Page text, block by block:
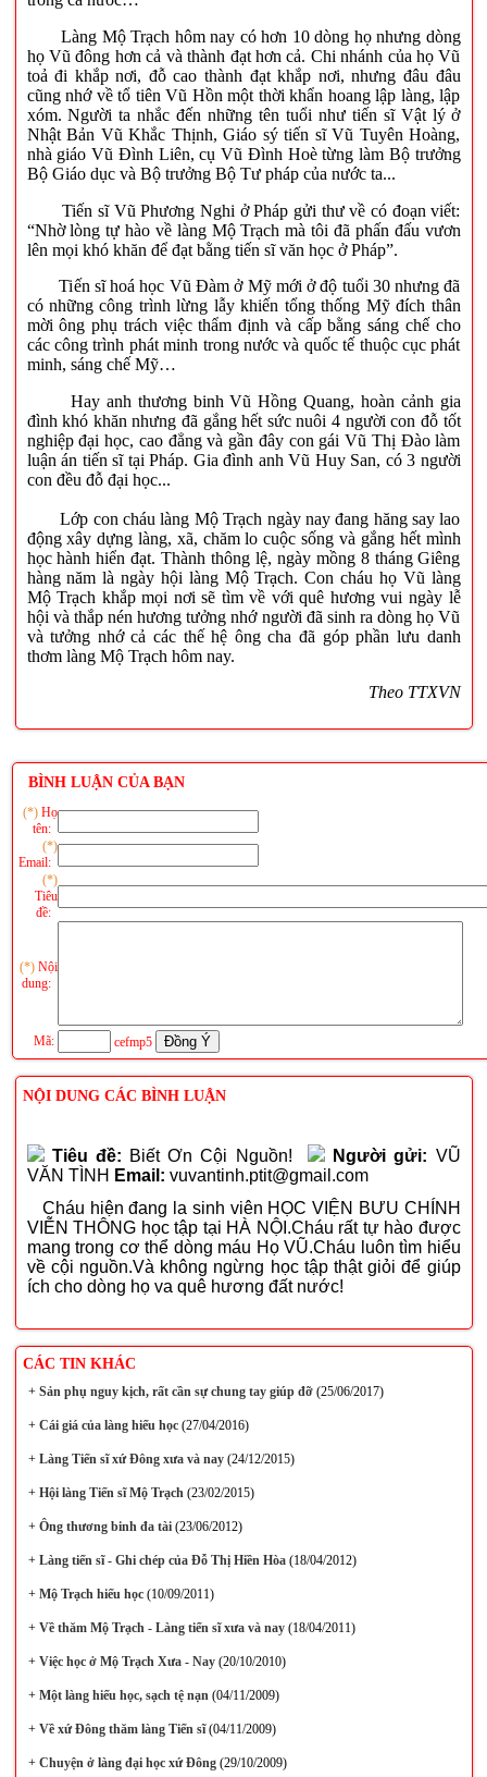
Làng Mộ Trạch hôm nay có hơn 10 dòng họ nhưng dòng
họ Vũ đông hơn cả và thành đạt hơn cả. Chi nhánh của họ Vũ
toả đi khắp nơi, đỗ cao thành đạt khắp nơi, nhưng đâu đâu
cũng nhớ về tổ tiên Vũ Hồn một thời khẩn hoang lập làng, lập
xóm. Người ta nhắc đến những tên tuổi như tiến sĩ Vật lý ở
Nhật Bản Vũ Khắc Thịnh, Giáo sý tiến sĩ Vũ Tuyên Hoàng,
nhà giáo Vũ Đình Liên, cụ Vũ Đình Hoè từng làm Bộ trưởng
Bộ Giáo dục và Bộ trưởng Bộ Tư pháp của nước ta...
Tiến sĩ Vũ Phương Nghi ở Pháp gửi thư về có đoạn viết:
“Nhờ lòng tự hào về làng Mộ Trạch mà tôi đã phấn đấu vươn
lên mọi khó khăn để đạt bằng tiến sĩ văn học ở Pháp”.
Tiến sĩ hoá học Vũ Đàm ở Mỹ mới ở độ tuổi 30 nhưng đã
có những công trình lừng lẫy khiến tổng thống Mỹ đích thân
mời ông phụ trách việc thẩm định và cấp bằng sáng chế cho
các công trình phát minh trong nước và quốc tế thuộc cục phát
minh, sáng chế Mỹ…
Hay anh thương binh Vũ Hồng Quang, hoàn cảnh gia
đình khó khăn nhưng đã gắng hết sức nuôi 4 người con đỗ tốt
nghiệp đại học, cao đẳng và gần đây con gái Vũ Thị Đào làm
luận án tiến sĩ tại Pháp. Gia đình anh Vũ Huy San, có 3 người
con đều đỗ đại học...
Lớp con cháu làng Mộ Trạch ngày nay đang hăng say lao
động xây dựng làng, xã, chăm lo cuộc sống và gắng hết mình
học hành hiển đạt. Thành thông lệ, ngày mồng 8 tháng Giêng
hàng năm là ngày hội làng Mộ Trạch. Con cháu họ Vũ làng
Mộ Trạch khắp mọi nơi sẽ tìm về với quê hương vui ngày lễ
hội và thắp nén hương tưởng nhớ người đã sinh ra dòng họ Vũ
và tưởng nhớ cả các thế hệ ông cha đã góp phần lưu danh
thơm làng Mộ Trạch hôm nay.
Theo TTXVN
BÌNH LUẬN CỦA BẠN
(*) Họ
tên:
(*)
Email:
(*)
Tiêu
đề:
(*) Nội
dung:
Mã: cefmp5
NỘI DUNG CÁC BÌNH LUẬN
Tiêu đề: Biết Ơn Cội Nguồn! Người gửi: VŨ
VĂN TÌNH Email: vuvantinh.ptit@gmail.com
Cháu hiện đang la sinh viên HỌC VIỆN BƯU CHÍNH
VIỄN THÔNG học tập tại HÀ NỘI.Cháu rất tự hào được
mang trong cơ thể dòng máu Họ VŨ.Cháu luôn tìm hiểu
về cội nguồn.Và không ngừng học tập thật giỏi để giúp
ích cho dòng họ va quê hương đất nước!
CÁC TIN KHÁC
+Sản phụ nguy kịch, rất cần sự chung tay giúp đỡ(25/06/2017)
+Cái giá của làng hiếu học(27/04/2016)
+Làng Tiến sĩ xứ Đông xưa và nay(24/12/2015)
+Hội làng Tiến sĩ Mộ Trạch(23/02/2015)
+Ông thương binh đa tài(23/06/2012)
+Làng tiến sĩ - Ghi chép của Đỗ Thị Hiền Hòa(18/04/2012)
+Mộ Trạch hiếu học(10/09/2011)
+Về thăm Mộ Trạch - Làng tiến sĩ xưa và nay(18/04/2011)
+Việc học ở Mộ Trạch Xưa - Nay(20/10/2010)
+Một làng hiếu học, sạch tệ nạn(04/11/2009)
+Về xứ Đông thăm làng Tiến sĩ(04/11/2009)
+Chuyện ở làng đại học xứ Đông(29/10/2009)